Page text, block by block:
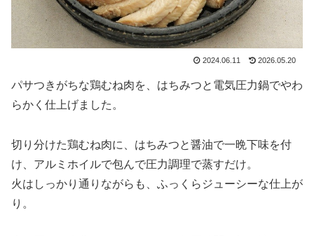
2024.06.11 2026.05.20
パサつきがちな鶏むね肉を、はちみつと電気圧力鍋でやわ
らかく仕上げました。
切り分けた鶏むね肉に、はちみつと醤油で一晩下味を付
け、アルミホイルで包んで圧力調理で蒸すだけ。
火はしっかり通りながらも、ふっくらジューシーな仕上が
り。